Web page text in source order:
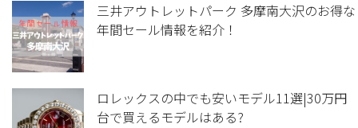
三井アウトレットパーク 多摩南大沢のお得な
年間セール情報を紹介！
ロレックスの中でも安いモデル11選|30万円
台で買えるモデルはある?